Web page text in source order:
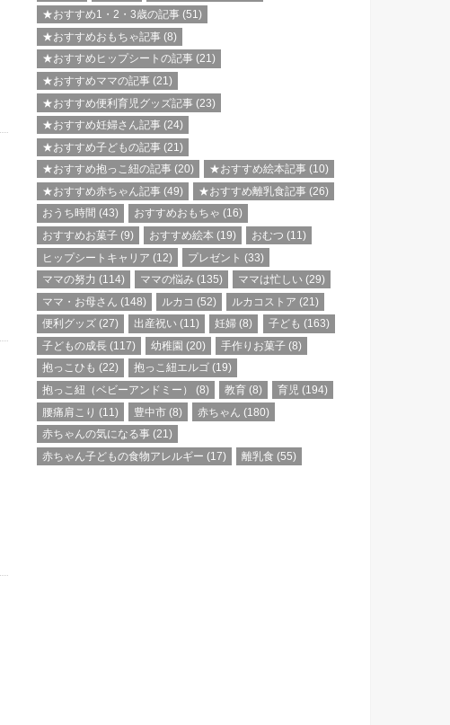
★おすすめ1・2・3歳の記事 (51)
★おすすめおもちゃ記事 (8)
★おすすめヒップシートの記事 (21)
★おすすめママの記事 (21)
★おすすめ便利育児グッズ記事 (23)
★おすすめ妊婦さん記事 (24)
★おすすめ子どもの記事 (21)
★おすすめ抱っこ紐の記事 (20) ★おすすめ絵本記事 (10)
★おすすめ赤ちゃん記事 (49) ★おすすめ離乳食記事 (26)
おうち時間 (43) おすすめおもちゃ (16)
おすすめお菓子 (9) おすすめ絵本 (19) おむつ (11)
ヒップシートキャリア (12) プレゼント (33)
ママの努力 (114) ママの悩み (135) ママは忙しい (29)
ママ・お母さん (148) ルカコ (52) ルカコストア (21)
便利グッズ (27) 出産祝い (11) 妊婦 (8) 子ども (163)
子どもの成長 (117) 幼稚園 (20) 手作りお菓子 (8)
抱っこひも (22) 抱っこ紐エルゴ (19)
抱っこ紐（ベビーアンドミー）
(8) 教育 (8) 育児 (194)
腰痛肩こり (11) 豊中市 (8) 赤ちゃん (180)
赤ちゃんの気になる事 (21)
赤ちゃん子どもの食物アレルギー (17) 離乳食 (55)